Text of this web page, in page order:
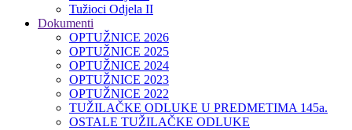
Tužioci Odjela II
Dokumenti
OPTUŽNICE 2026
OPTUŽNICE 2025
OPTUŽNICE 2024
OPTUŽNICE 2023
OPTUŽNICE 2022
TUŽILAČKE ODLUKE U PREDMETIMA 145a.
OSTALE TUŽILAČKE ODLUKE